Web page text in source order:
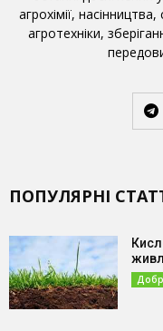
агрохімії,
агротехніки,
ПОПУЛЯРНІ